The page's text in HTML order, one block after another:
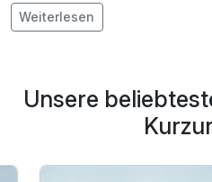
Kurzurlaub in Österreich
Österreich. Wellness ist
Landschaften und
Kosmetik- und
Anwendungen, Medical
regenerieren Ihren Körper und
Weiterlesen
Unsere